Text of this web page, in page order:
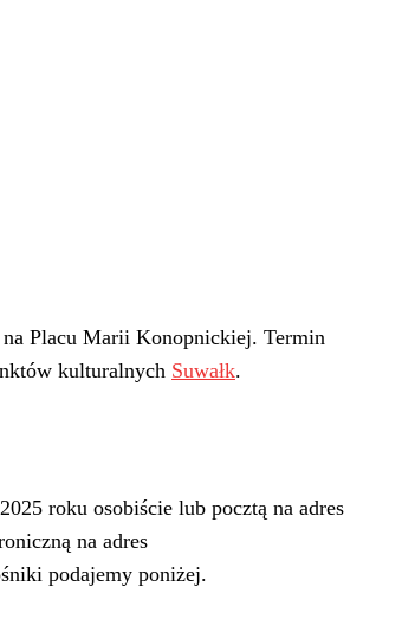
Placu Marii Konopnickiej. Termin
kulturalnych Suwałk.
roku osobiście lub pocztą na adres
na adres
podajemy poniżej.